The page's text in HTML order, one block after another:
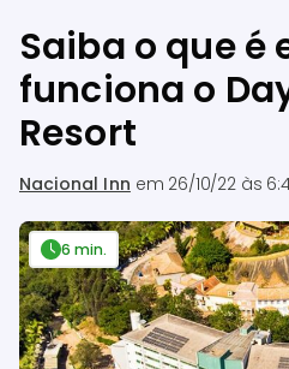
Saiba o que é
funciona o
Resort
Nacional Inn em 26/10/22 às
6 min.